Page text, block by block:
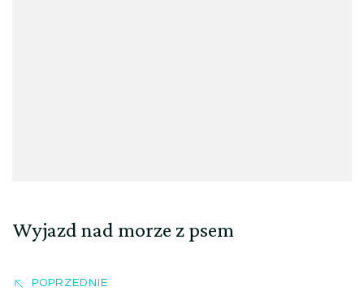
Wyjazd nad morze z psem
POPRZEDNIE